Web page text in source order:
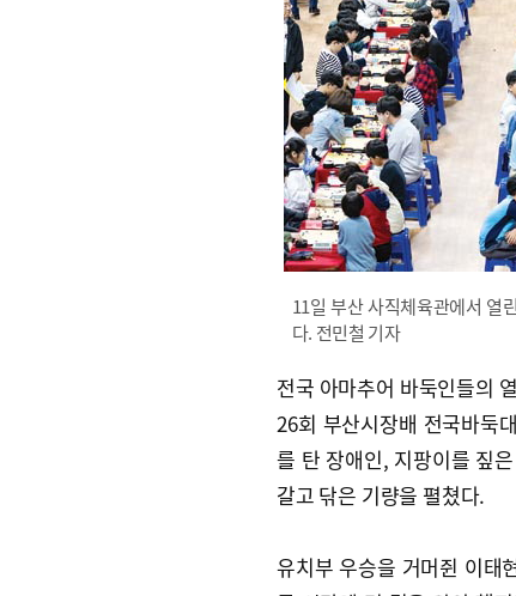
11일 부산 사직체육관에서 열
다. 전민철 기자
전국 아마추어 바둑인들의
26회 부산시장배 전국바둑
를 탄 장애인, 지팡이를 짚
갈고 닦은 기량을 펼쳤다.
유치부 우승을 거머쥔 이태